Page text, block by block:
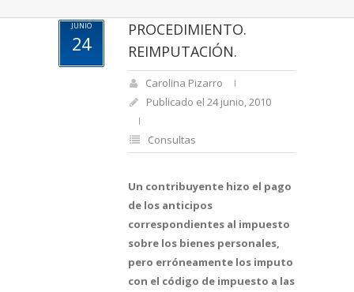
JUNIO
24
PROCEDIMIENTO.
REIMPUTACIÓN.
Carolina Pizarro
Publicado el 24 junio, 2010
Consultas
Un contribuyente hizo el pago
de los anticipos
correspondientes al impuesto
sobre los bienes personales,
pero erróneamente los imputo
con el código de impuesto a las